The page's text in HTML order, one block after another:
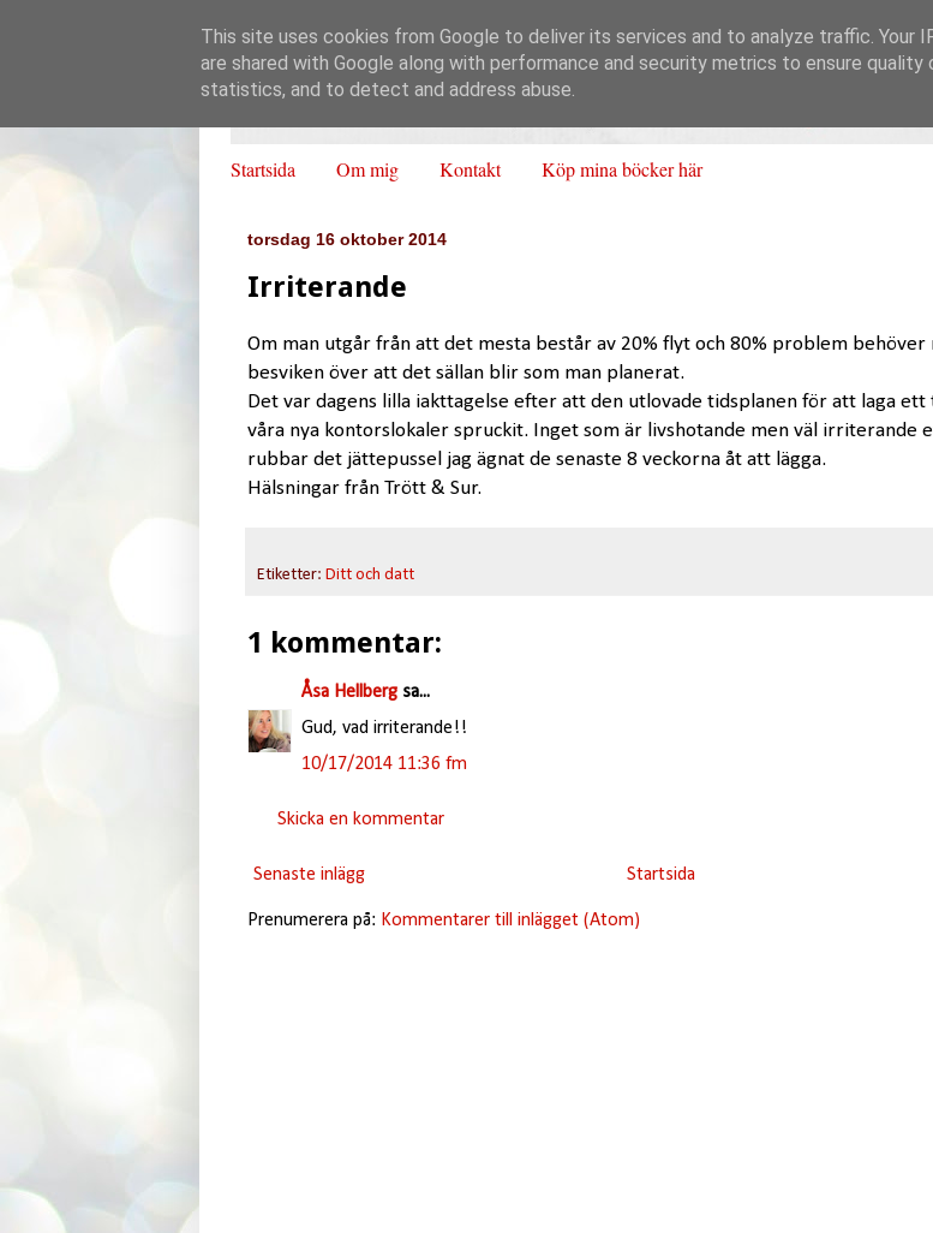
Startsida Om mig Kontakt Köp mina böcker här
torsdag 16 oktober 2014
Irriterande
Om man utgår från att det mesta består av 20% flyt och 80% problem behöver
besviken över att det sällan blir som man planerat.
Det var dagens lilla iakttagelse efter att den utlovade tidsplanen för att laga
våra nya kontorslokaler spruckit. Inget som är livshotande men väl irriterande
rubbar det jättepussel jag ägnat de senaste 8 veckorna åt att lägga.
Hälsningar från Trött & Sur.
Etiketter: Ditt och datt
1 kommentar:
Åsa Hellbergsa...
Gud, vad irriterande!!
10/17/2014 11:36 fm
Skicka en kommentar
Senaste inlägg Startsida
Prenumerera på: Kommentarer till inlägget (Atom)
This site uses cookies from Google to deliver its services and to analyze traffic. Your
are shared with Google along with performance and security metrics to ensure quality
statistics, and to detect and address abuse.